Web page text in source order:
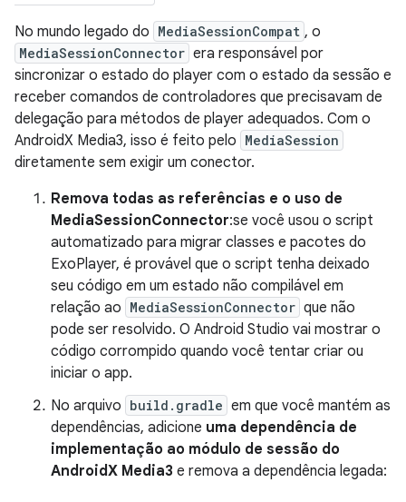
No mundo legado do MediaSessionCompat , o
MediaSessionConnector era responsável por
sincronizar o estado do player com o estado da sessão e
receber comandos de controladores que precisavam de
delegação para métodos de player adequados. Com o
AndroidX Media3, isso é feito pelo MediaSession
diretamente sem exigir um conector.
Remova todas as referências e o uso de
MediaSessionConnector:se você usou o script
automatizado para migrar classes e pacotes do
ExoPlayer, é provável que o script tenha deixado
seu código em um estado não compilável em
relação ao MediaSessionConnector que não
pode ser resolvido. O Android Studio vai mostrar o
código corrompido quando você tentar criar ou
iniciar o app.
No arquivo build.gradle em que você mantém as
dependências, adicione uma dependência de
implementação ao módulo de sessão do
AndroidX Media3 e remova a dependência legada: